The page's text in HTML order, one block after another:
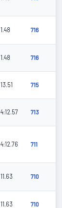
1.48 716
1.48 716
13.51 715
4:12.57 713
4:12.76 711
11.63 710
11.63 710